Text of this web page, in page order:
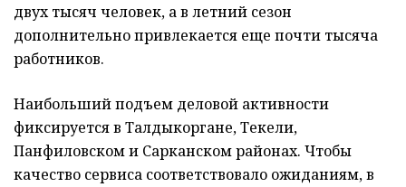
двух тысяч человек, а в летний сезон
дополнительно привлекается еще почти тысяча
работников.
Наибольший подъем деловой активности
фиксируется в Талдыкоргане, Текели,
Панфиловском и Сарканском районах. Чтобы
качество сервиса соответствовало ожиданиям, в